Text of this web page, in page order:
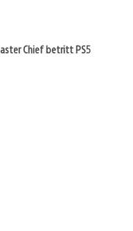
Chief betritt PS5